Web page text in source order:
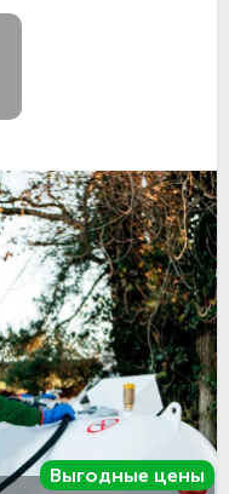
Выгодные цены